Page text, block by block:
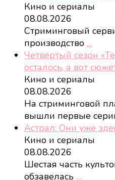
Кино и сериалы
08.08.2026
Стриминговый
производство …
Четвертый сезон
осталось, а вот
Кино и сериалы
08.08.2026
На стриминговой
вышли первые
Астрал: Они уже
Кино и сериалы
08.08.2026
Шестая часть
обзавелась …